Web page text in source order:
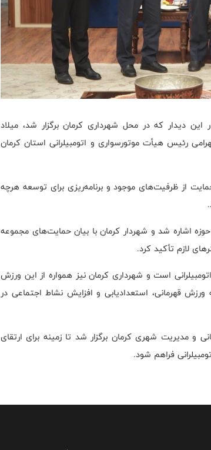
این دیدار که در محل شهرداری کرمان برگزار شد، میلاد
رئیس هیأت موتورسواری و اتومبیلرانی استان کرمان
از ظرفیت‌های موجود و برنامه‌ریزی برای توسعه هرچه
اشاره شد و شهردار کرمان با بیان حمایت‌های مجموعه
لازم تأکید کرد.
است و شهرداری کرمان نیز همواره از این ورزش
قهرمانی، استعدادیابی و افزایش نشاط اجتماعی در
مدیریت شهری کرمان برگزار شد تا زمینه برای ارتقای
فراهم شود.⁩